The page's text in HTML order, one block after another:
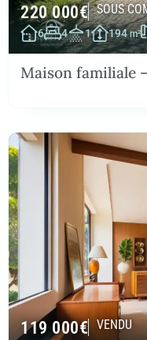
220 000€ SOUS
6 4 1 194m²
Maison familiale
119 000€ VENDU